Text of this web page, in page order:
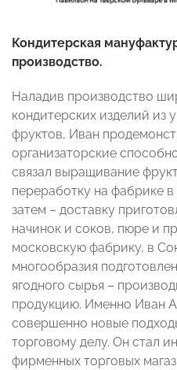
Кондитерская
производство.
Наладив производство
кондитерских изделий из
фруктов, Иван
организаторские
связал выращивание
переработку на фабрике
затем – доставку
начинок и соков, пюре и
московскую фабрику, в
многообразия
ягодного сырья –
продукцию. Именно Иван
совершенно новые
торговому делу. Он стал
фирменных торговых